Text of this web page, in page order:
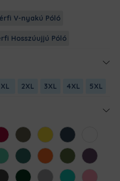
V-nyakú Póló
Hosszúujjú Póló
XL 2XL 3XL 4XL 5XL
Cink Citromsárga
Denim
Méregzöld
NarancsOliva Padlizsán
SötétzöldSportszürke
Türkiz
Világos